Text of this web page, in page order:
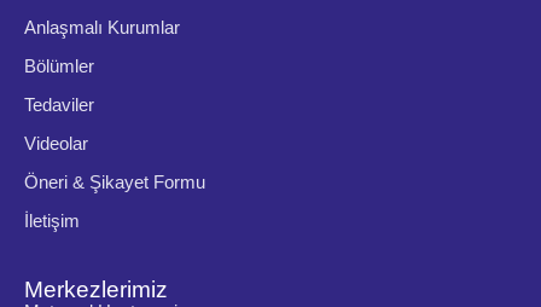
Anlaşmalı Kurumlar
Bölümler
Tedaviler
Videolar
Öneri & Şikayet Formu
İletişim
Merkezlerimiz